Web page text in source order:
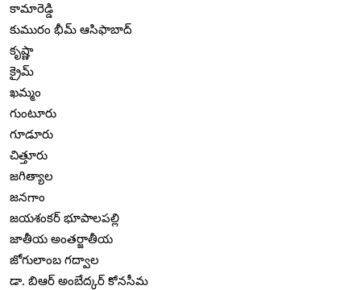
కామారెడ్డి
కుమురం భీమ్ ఆసిఫాబాద్
కృష్ణా
క్రైమ్
ఖమ్మం
గుంటూరు
గూడూరు
చిత్తూరు
జగిత్యాల
జనగాం
జయశంకర్ భూపాలపల్లి
జాతీయ అంతర్జాతీయ
జోగులాంబ గద్వాల
డా. బిఆర్ అంబేద్కర్ కోనసీమ